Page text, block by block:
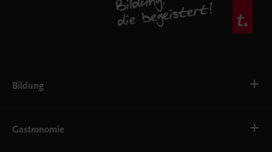
Bildung
AHS
Gastronomie